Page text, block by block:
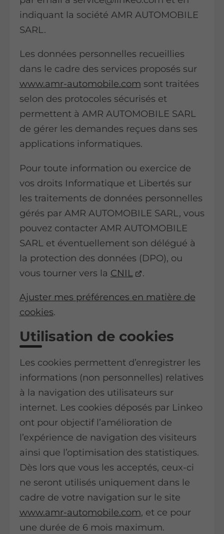
indiquant la société AMR AUTOMOBILE
SARL.
Les données personnelles recueillies
dans le cadre des services proposés sur
www.amr-automobile.com sont traitées
selon des protocoles sécurisés et
permettent à AMR AUTOMOBILE SARL
de gérer les demandes reçues dans ses
applications informatiques.
Pour toute information ou exercice de
vos droits Informatique et Libertés sur
les traitements de données personnelles
gérés par AMR AUTOMOBILE SARL, vous
pouvez contacter AMR AUTOMOBILE
SARL et éventuellement son délégué à
la protection des données (DPO), ou
vous tourner vers la CNIL .
Ajuster mes préférences en matière de
cookies.
Utilisation de cookies
Les cookies permettent d’enregistrer les
informations (non personnelles) relatives
à la navigation des utilisateurs sur
internet. Les cookies déposés par Linkeo
ont pour objectif l’amélioration de
l’expérience de navigation des visiteurs
ainsi que l’optimisation des statistiques.
Dès lors que vous les acceptés, ceux-ci
ne seront utilisés uniquement dans le
cadre de votre navigation sur le site
www.amr-automobile.com, et ce pour
une durée de 6 mois maximum.